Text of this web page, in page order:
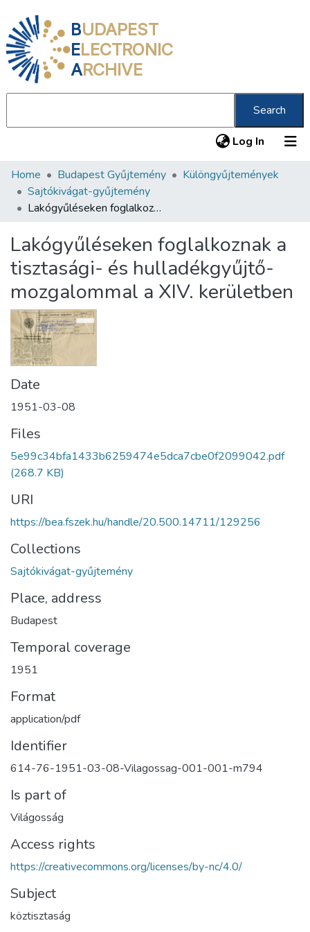
BUDAPEST
ELECTRONIC
ARCHIVE
Search
Log In (current)
Communities & Collections
All of DSpace
About us
Home Budapest Gyűjtemény
Különgyűjtemények
Sajtókivágat-gyűjtemény
Lakógyűléseken foglalkoznak a tisztasági- és hulladékgyűjtő-mozgalommal a XIV. kerületben
Lakógyűléseken foglalkoznak a
tisztasági- és hulladékgyűjtő-
mozgalommal a XIV. kerületben
Date
1951-03-08
Files
5e99c34bfa1433b6259474e5dca7cbe0f2099042.pdf
(268.7 KB)
URI
https://bea.fszek.hu/handle/20.500.14711/129256
Collections
Sajtókivágat-gyűjtemény
Place, address
Budapest
Temporal coverage
1951
Format
application/pdf
Identifier
614-76-1951-03-08-Vilagossag-001-001-m794
Is part of
Világosság
Access rights
https://creativecommons.org/licenses/by-nc/4.0/
Subject
köztisztaság